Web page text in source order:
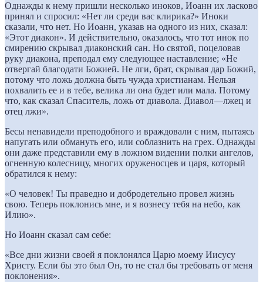
Однажды к нему пришли несколько иноков, Иоанн их ласково
принял и спросил: «Нет ли среди вас клирика?» Иноки
сказали, что нет. Но Иоанн, указав на одного из них, сказал:
«Этот диакон». И действительно, оказалось, что тот инок по
смирению скрывал диаконский сан. Но святой, поцеловав
руку диакона, преподал ему следующее наставление; «Не
отвергай благодати Божией. Не лги, брат, скрывая дар Божий,
потому что ложь должна быть чужда христианам. Нельзя
похвалить ее и в тебе, велика ли она будет или мала. Потому
что, как сказал Спаситель, ложь от диавола. Диавол—лжец и
отец лжи».
Бесы ненавидели преподобного и враждовали с ним, пытаясь
напугать или обмануть его, или соблазнить на грех. Однажды
они даже представили ему в ложном видении полки ангелов,
огненную колесницу, многих оруженосцев и царя, который
обратился к нему:
«О человек! Ты праведно и добродетельно провел жизнь
свою. Теперь поклонись мне, и я вознесу тебя на небо, как
Илию».
Но Иоанн сказал сам себе:
«Все дни жизни своей я поклонялся Царю моему Иисусу
Христу. Если бы это был Он, то не стал бы требовать от меня
поклонения».